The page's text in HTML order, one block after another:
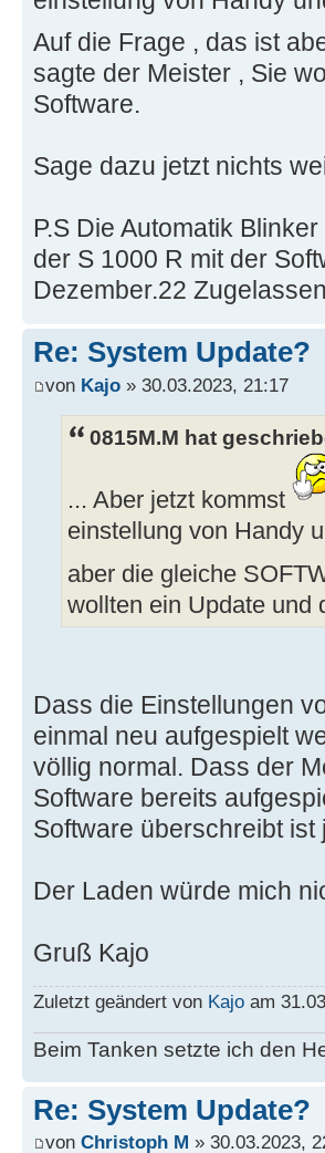
Auf die Frage , das ist
sagte der Meister , Sie
Software.
Sage dazu jetzt nichts
P.S Die Automatik
der S 1000 R mit der
Dezember.22
Re: System Update?
von Kajo » 30.03.2023, 21:17
0815M.M hat
... Aber jetzt kommst
einstellung von Handy
aber die gleiche
wollten ein Update und
Dass die Einstellungen
einmal neu aufgespielt
völlig normal. Dass der
Software bereits
Software überschreibt ist
Der Laden würde mich
Gruß Kajo
Zuletzt geändert von Kajo am
Beim Tanken setzte ich den
Re: System Update?
von Christoph M » 30.03.2023,